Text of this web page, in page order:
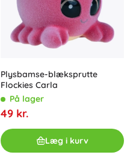
Plysbamse-blæksprutte
Flockies Carla
På lager
49 kr.
Læg i kurv